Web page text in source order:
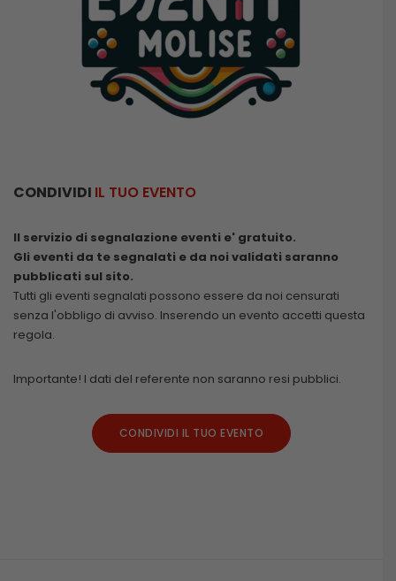
CONDIVIDI IL TUO EVENTO
Il servizio di segnalazione eventi e' gratuito.
Gli eventi da te segnalati e da noi validati saranno
pubblicati sul sito.
Tutti gli eventi segnalati possono essere da noi censurati
senza l'obbligo di avviso. Inserendo un evento accetti questa
regola.
Importante! I dati del referente non saranno resi pubblici.
CONDIVIDI IL TUO EVENTO